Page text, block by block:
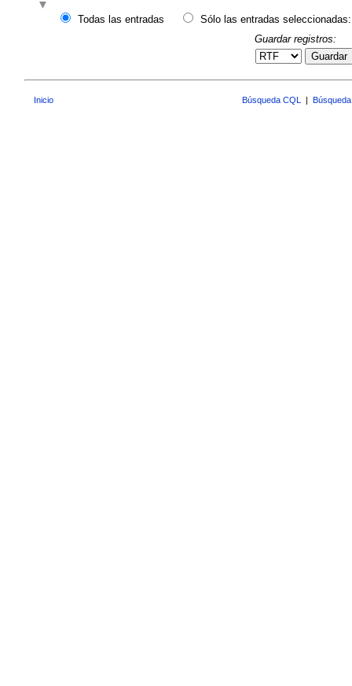
Todas las entradas
Sólo las entradas seleccionadas:
Guardar registros:
Guardar
Inicio Búsqueda CQL